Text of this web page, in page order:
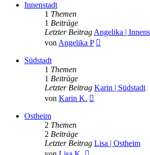
Innenstadt
1 Themen
1 Beiträge
Letzter Beitrag Angelika |
von Angelika P
Südstadt
1 Themen
1 Beiträge
Letzter Beitrag Karin | Südstadt
von Karin K.
Ostheim
2 Themen
2 Beiträge
Letzter Beitrag Lisa | Ostheim